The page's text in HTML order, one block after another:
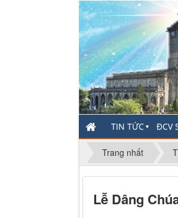
TIN TỨC ▼ ĐCV
Trang nhất
Lễ Dâng